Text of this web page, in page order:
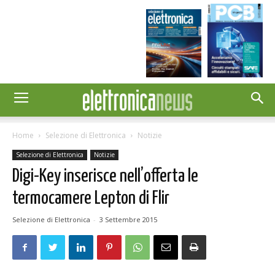
Home Selezione di Elettronica Notizie
Selezione di Elettronica Notizie
Digi-Key inserisce nell’offerta le
termocamere Lepton di Flir
Selezione di Elettronica - 3 Settembre 2015